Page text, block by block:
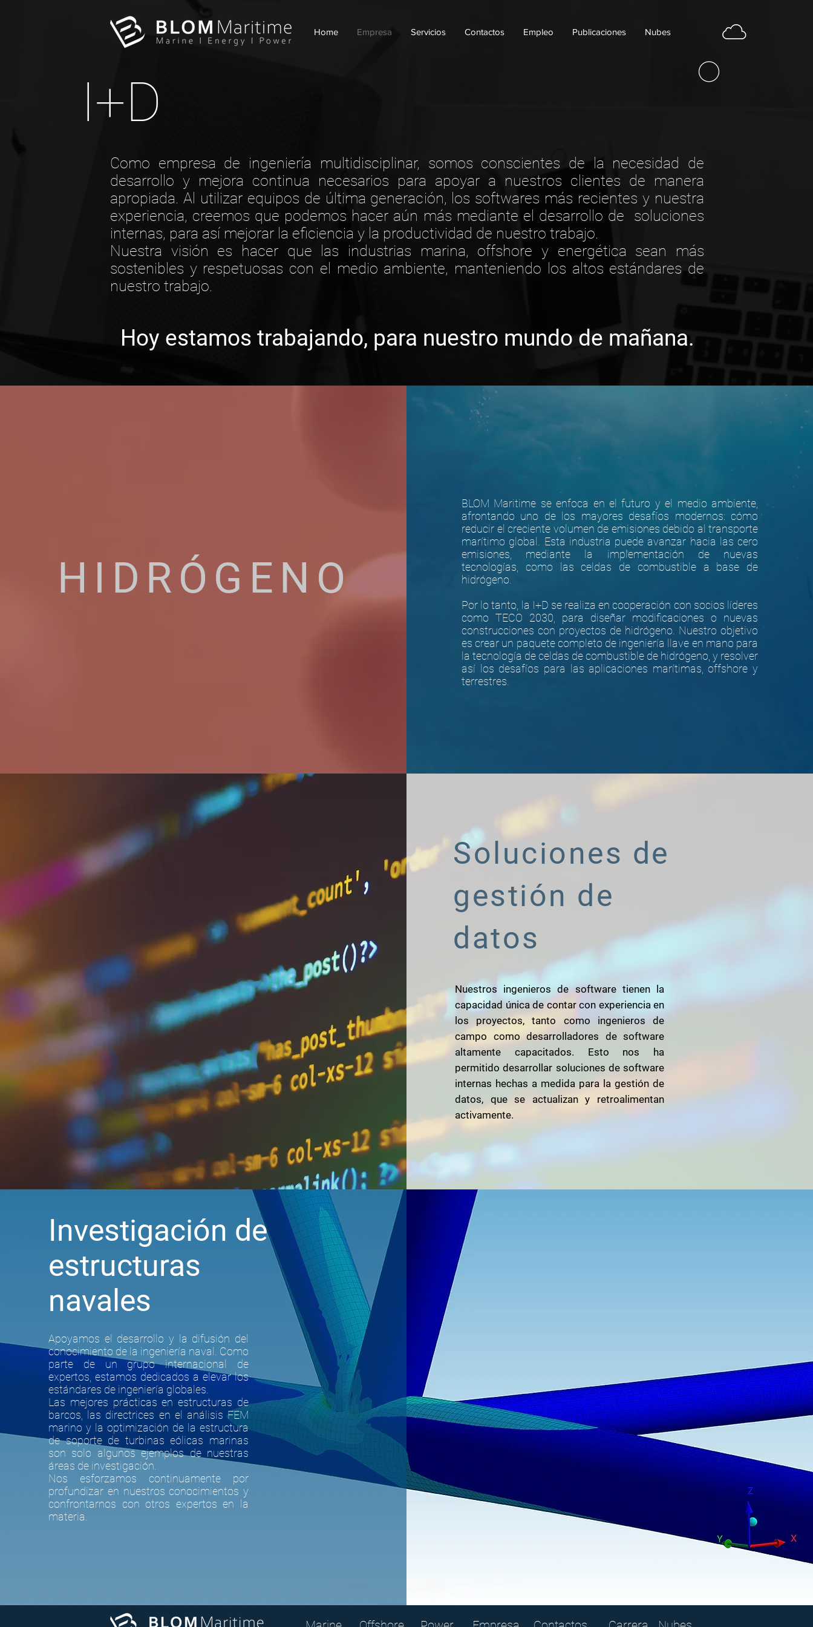
Home Empresa Servicios Contactos Empleo Publicaciones Nubes
I+D
Como empresa de ingeniería multidisciplinar, somos conscientes de la necesidad de
desarrollo y mejora continua necesarios para apoyar a nuestros clientes de manera
apropiada. Al utilizar equipos de última generación, los softwares más recientes y nuestra
experiencia, creemos que podemos hacer aún más mediante el desarrollo de soluciones
internas, para así mejorar la eficiencia y la productividad de nuestro trabajo.
Nuestra visión es hacer que las industrias marina, offshore y energética sean más
sostenibles y respetuosas con el medio ambiente, manteniendo los altos estándares de
nuestro trabajo.
Hoy estamos trabajando, para nuestro mundo de mañana.
HIDRÓGENO
BLOM Maritime se enfoca en el futuro y el medio ambiente,
afrontando uno de los mayores desafíos modernos: cómo
reducir el creciente volumen de emisiones debido al transporte
marítimo global. Esta industria puede avanzar hacia las cero
emisiones, mediante la implementación de nuevas
tecnologías, como las celdas de combustible a base de
hidrógeno.
Por lo tanto, la I+D se realiza en cooperación con socios líderes
como TECO 2030, para diseñar modificaciones o nuevas
construcciones con proyectos de hidrógeno. Nuestro objetivo
es crear un paquete completo de ingeniería llave en mano para
la tecnología de celdas de combustible de hidrógeno, y resolver
así los desafíos para las aplicaciones marítimas, offshore y
terrestres.
Soluciones de
gestión de
datos
Nuestros ingenieros de software tienen la
capacidad única de contar con experiencia en
los proyectos, tanto como ingenieros de
campo como desarrolladores de software
altamente capacitados. Esto nos ha
permitido desarrollar soluciones de software
internas hechas a medida para la gestión de
datos, que se actualizan y retroalimentan
activamente.
Investigación de
estructuras
navales
Apoyamos el desarrollo y la difusión del
conocimiento de la ingeniería naval. Como
parte de un grupo internacional de
expertos, estamos dedicados a elevar los
estándares de ingeniería globales.
Las mejores prácticas en estructuras de
barcos, las directrices en el análisis FEM
marino y la optimización de la estructura
de soporte de turbinas eólicas marinas
son solo algunos ejemplos de nuestras
áreas de investigación.
Nos esforzamos continuamente por
profundizar en nuestros conocimientos y
confrontarnos con otros expertos en la
materia.